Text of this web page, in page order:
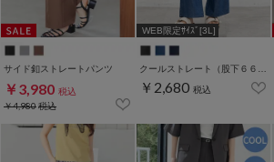
サイド釦ストレートパンツ
￥3,980 税込
￥4,980税込
WEB限定ｻｲｽﾞ[3L]
￥2,680 税込